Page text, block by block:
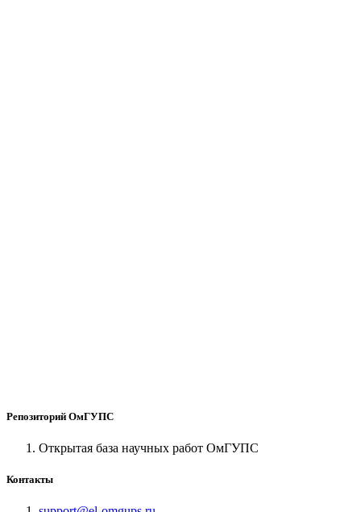
Репозиторий ОмГУПС
Открытая база научных работ ОмГУПС
Контакты